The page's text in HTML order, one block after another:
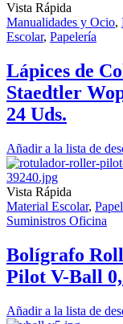
Vista Rápida
Manualidades y Ocio,
Escolar, Papelería
Lápices de
Staedtler
24 Uds.
Añadir a la lista de
Vista Rápida
Material Escolar,
Suministros Oficina
Bolígrafo
Pilot V-Ball
Añadir a la lista de